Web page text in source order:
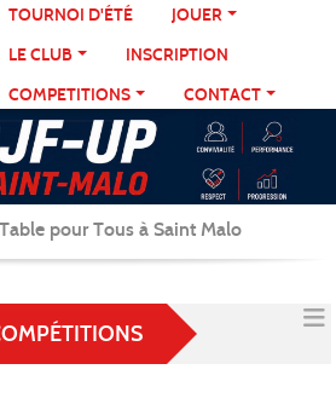
TOURNOI D'ÉTÉ
JOUER
LE CLUB
INSCRIPTION
COMPETITIONS
CONTACT
pour Tous à Saint Malo
cookies